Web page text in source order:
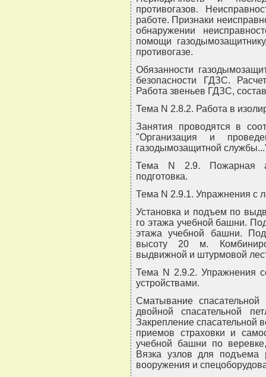
противогазов.
работе. Признаки
обнаружении
помощи
противогазе.
Обязанности
безопасности ГДЗС.
Работа звеньев ГДЗС,
Тема N 2.8.2. Работа в
Занятия проводятся в
"Организация и
газодымозащитной
Тема N 2.9. Пожарная
подготовка.
Тема N 2.9.1. Упражнения с
Установка и подъем по
го этажа учебной башни.
этажа учебной башни.
высоту 20 м.
выдвижной и штурмовой
Тема N 2.9.2. Упражнения
устройствами.
Сматывание
двойной спасательной
Закрепление спасательной
приемов страховки и
учебной башни по
Вязка узлов для подъема
вооружения и